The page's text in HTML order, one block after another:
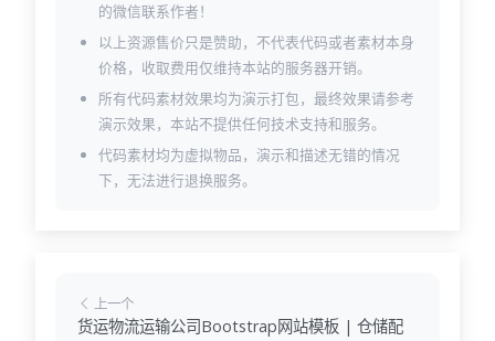
的微信联系作者！
以上资源售价只是赞助，不代表代码或者素材本身
价格，收取费用仅维持本站的服务器开销。
所有代码素材效果均为演示打包，最终效果请参考
演示效果，本站不提供任何技术支持和服务。
代码素材均为虚拟物品，演示和描述无错的情况
下，无法进行退换服务。
上一个
货运物流运输公司Bootstrap网站模板 | 仓储配